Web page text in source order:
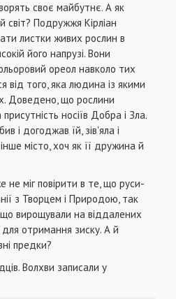
своє майбутнє. А як
світ? Подружжя Кірліан
листки живих рослин в
його напрузі. Вони
ореол навколо тих
від того, яка людина із якими
Доведено, що рослини
носіїв Добра і Зла.
і догоджав їй, зів'яла і
місто, хоч як її дружина й
не міг повірити в те, що руси-
з Творцем і Природою, так
вирощували на віддалених
отримання зиску. А й
предки?
Волхви записали у